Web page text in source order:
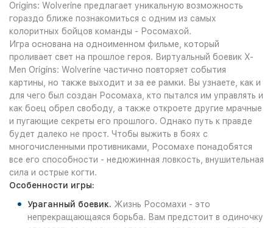
Origins: Wolverine предлагает уникальную возможность
гораздо ближе познакомиться с одним из самых
колоритных бойцов команды - Росомахой.
Игра основана на одноименном фильме, который
проливает свет на прошлое героя. Виртуальный боевик X-
Men Origins: Wolverine частично повторяет события
картины, но также выходит и за ее рамки. Вы узнаете, как и
для чего был создан Росомаха, кто пытался им управлять и
как боец обрел свободу, а также откроете другие мрачные
и пугающие секреты его прошлого. Однако путь к правде
будет далеко не прост. Чтобы выжить в боях с
многочисленными противниками, Росомахе понадобятся
все его способности - недюжинная ловкость, внушительная
сила и острые когти.
Особенности игры:
Ураганный боевик. Жизнь Росомахи - это
непрекращающаяся борьба. Вам предстоит в одиночку